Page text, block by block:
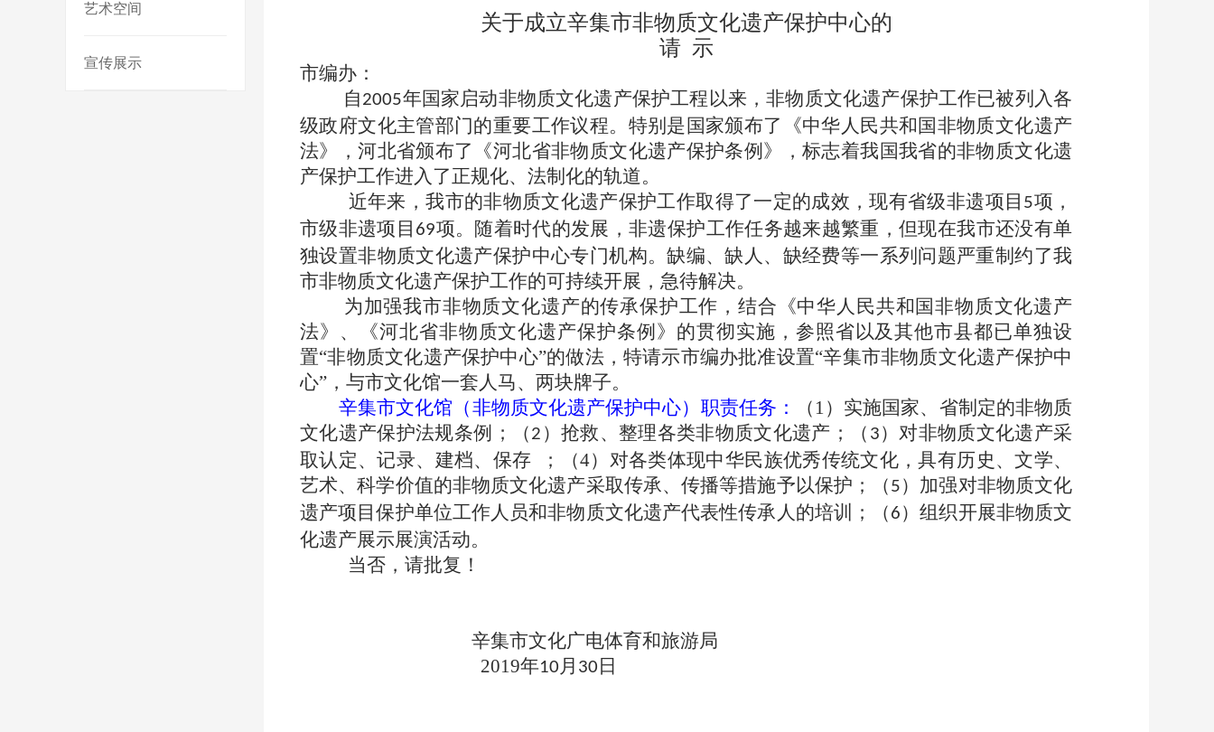
艺术空间
宣传展示
关于成立辛集市非物质文化遗产保护中心的
请 示
市编办：
自2005年国家启动非物质文化遗产保护工程以来，非物质文化遗产保护工作已被列入各
级政府文化主管部门的重要工作议程。特别是国家颁布了《中华人民共和国非物质文化遗产
法》，河北省颁布了《河北省非物质文化遗产保护条例》，标志着我国我省的非物质文化遗
产保护工作进入了正规化、法制化的轨道。
近年来，我市的非物质文化遗产保护工作取得了一定的成效，现有省级非遗项目 5项，
市级非遗项目 69项。随着时代的发展，非遗保护工作任务越来越繁重，但现在我市还没有单
独设置非物质文化遗产保护中心专门机构。缺编、缺人、缺经费等一系列问题严重制约了我
市非物质文化遗产保护工作的可持续开展，急待解决。
为加强我市非物质文化遗产的传承保护工作，结合《中华人民共和国非物质文化遗产
法》、《河北省非物质文化遗产保护条例》的贯彻实施，参照省以及其他市县都已单独设
置“非物质文化遗产保护中心”的做法，特请示市编办批准设置“辛集市非物质文化遗产保护中
心”， 与市文化馆一套人马、两块牌子。
辛集市文化馆（非物质文化遗产保护中心）职责任务 ： （ 1）实施国家、省制定的非物质
文化遗产保护法规条例；（2 ）抢救、整理各类非物质文化遗产；（ 3）对非物质文化遗产采
取认定、记录、建档、保存
；（4）对各类体现中华民族优秀传统文化，具有历史、文学、
艺术、科学价值的非物质文化遗产采取传承、传播等措施予以保护；（5）加强对非物质文化
遗产项目保护单位工作人员和非物质文化遗产代表性传承人的培训；（6）组织开展非物质文
化遗产展示展演活动。
当否，请批复！
辛集市文化广电体育和旅游局
2019年10月 30 日